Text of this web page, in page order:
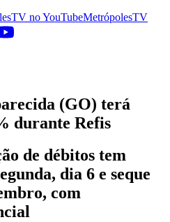
noYouTubeMetrópolesTV
(GO) terá
durante Refis
de débitos tem
dia 6 e seque
com